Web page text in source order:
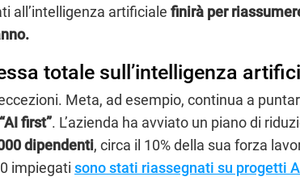
all’intelligenza artificiale finirà per
totale sull’intelligenza
Meta, ad esempio, continua a
first”. L’azienda ha avviato un piano di
dipendenti, circa il 10% della sua forza
impiegati sono stati riassegnati su progetti